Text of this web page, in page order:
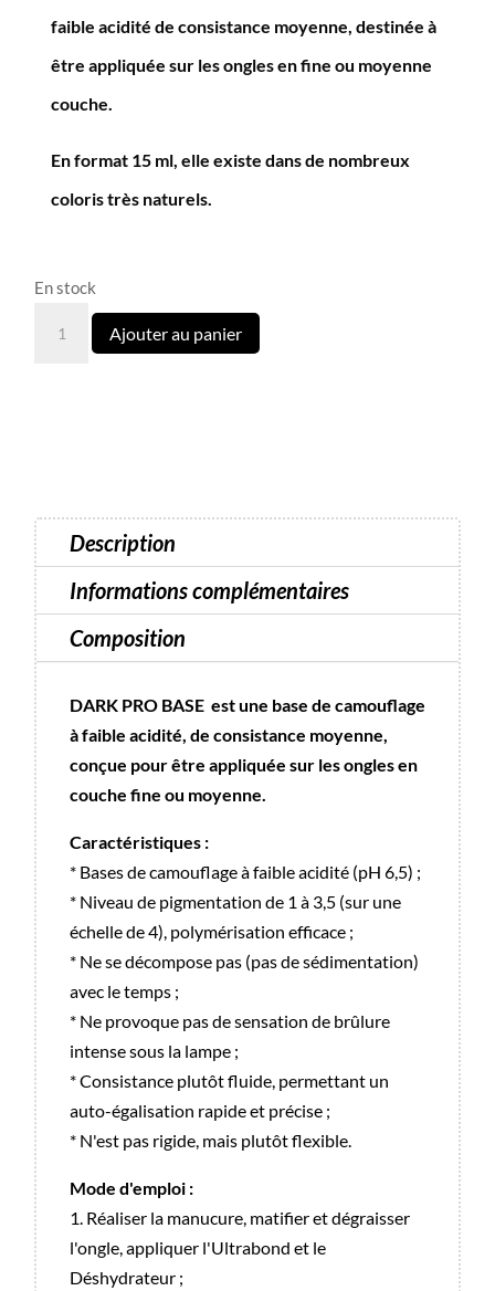
faible acidité de consistance moyenne, destinée à
être appliquée sur les ongles en fine ou moyenne
couche.
En format 15 ml, elle existe dans de nombreux
coloris très naturels.
En stock
quantité
15
ml
Ajouter au panier
Description
Informations complémentaires
Composition
DARK PRO BASE est une base de camouflage
à faible acidité, de consistance moyenne,
conçue pour être appliquée sur les ongles en
couche fine ou moyenne.
Caractéristiques :
* Bases de camouflage à faible acidité (pH 6,5) ;
* Niveau de pigmentation de 1 à 3,5 (sur une
échelle de 4), polymérisation efficace ;
* Ne se décompose pas (pas de sédimentation)
avec le temps ;
* Ne provoque pas de sensation de brûlure
intense sous la lampe ;
* Consistance plutôt fluide, permettant un
auto-égalisation rapide et précise ;
* N'est pas rigide, mais plutôt flexible.
Mode d'emploi :
1. Réaliser la manucure, matifier et dégraisser
l'ongle, appliquer l'Ultrabond et le
Déshydrateur ;